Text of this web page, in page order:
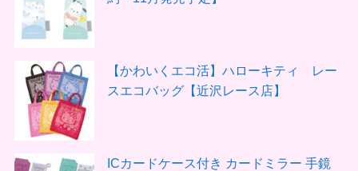
【かわいくエコ活】ハローキティ レー
スエコバッグ【近沢レース店】
ICカードケース付き カードミラー 手鏡